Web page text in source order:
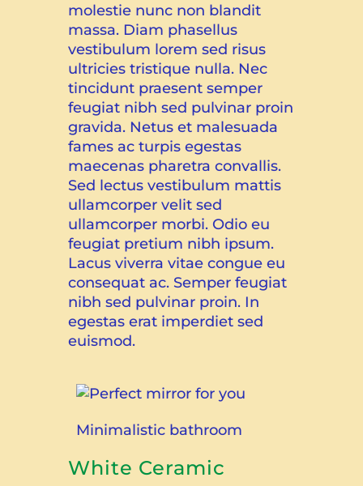
molestie nunc non blandit
massa. Diam phasellus
vestibulum lorem sed risus
ultricies tristique nulla. Nec
tincidunt praesent semper
feugiat nibh sed pulvinar proin
gravida. Netus et malesuada
fames ac turpis egestas
maecenas pharetra convallis.
Sed lectus vestibulum mattis
ullamcorper velit sed
ullamcorper morbi. Odio eu
feugiat pretium nibh ipsum.
Lacus viverra vitae congue eu
consequat ac. Semper feugiat
nibh sed pulvinar proin. In
egestas erat imperdiet sed
euismod.
Perfect mirror for you
Minimalistic bathroom
White Ceramic